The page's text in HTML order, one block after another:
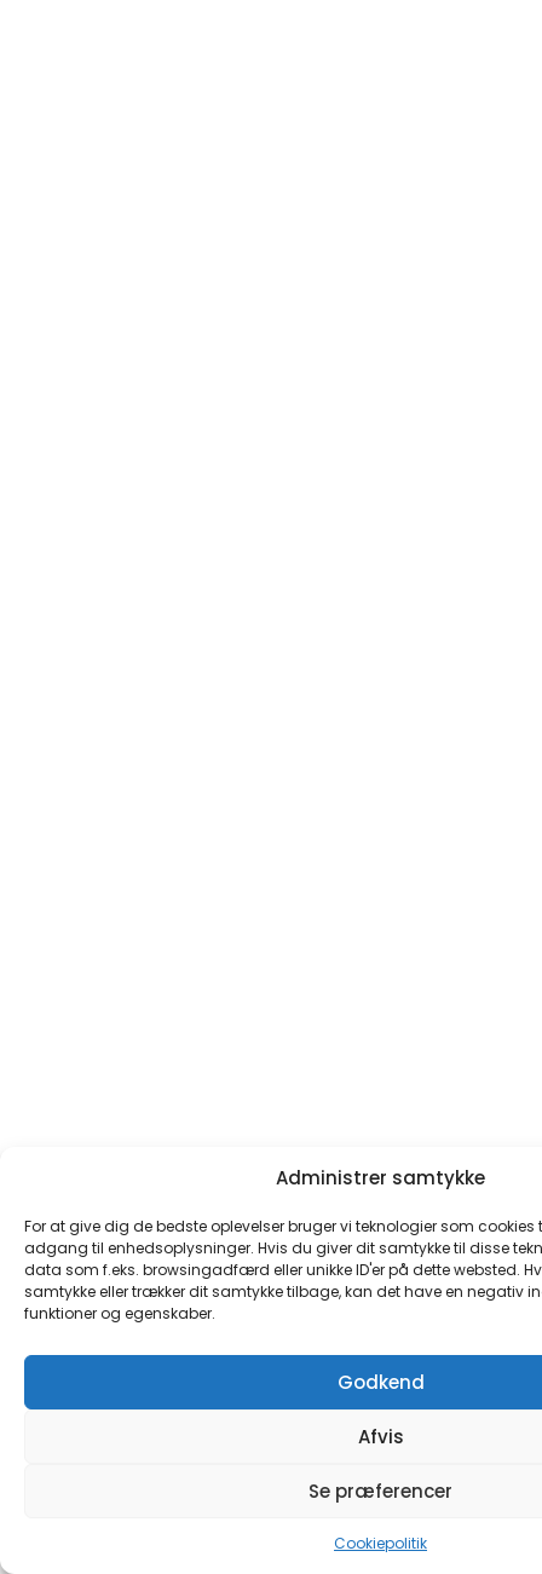
Administrer samtykke
For at give dig de bedste oplevelser bruger vi teknologier som
adgang til enhedsoplysninger. Hvis du giver dit samtykke til disse
data som f.eks. browsingadfærd eller unikke ID'er på dette websted.
samtykke eller trækker dit samtykke tilbage, kan det have en negativ
funktioner og egenskaber.
Godkend
Afvis
Se præferencer
Cookiepolitik